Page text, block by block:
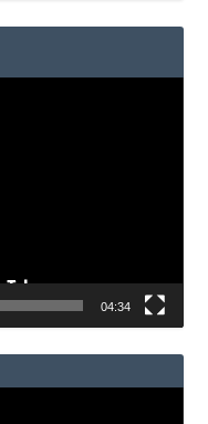
04:34